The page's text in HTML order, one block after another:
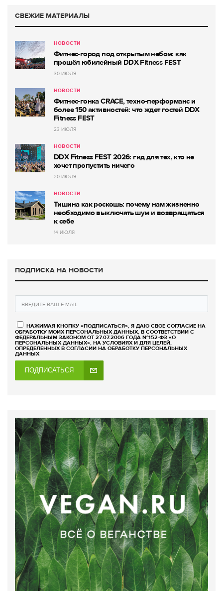
СВЕЖИЕ МАТЕРИАЛЫ
НОВОСТИ
Фитнес-город под открытым небом: как
прошёл юбилейный DDX Fitness FEST
30 ИЮЛЯ
НОВОСТИ
Фитнес-гонка CRACE, техно-перформанс и
более 150 активностей: что ждет гостей DDX
Fitness FEST
23 ИЮЛЯ
НОВОСТИ
DDX Fitness FEST 2026: гид для тех, кто не
хочет пропустить ничего
20 ИЮЛЯ
НОВОСТИ
Тишина как роскошь: почему нам жизненно
необходимо выключать шум и возвращаться
к себе
14 ИЮЛЯ
ПОДПИСКА НА НОВОСТИ
НАЖИМАЯ КНОПКУ «ПОДПИСАТЬСЯ», Я ДАЮ СВОЕ СОГЛАСИЕ НА
ОБРАБОТКУ МОИХ ПЕРСОНАЛЬНЫХ ДАННЫХ, В СООТВЕТСТВИИ С
ФЕДЕРАЛЬНЫМ ЗАКОНОМ ОТ 27.07.2006 ГОДА №152-ФЗ «О
ПЕРСОНАЛЬНЫХ ДАННЫХ», НА УСЛОВИЯХ И ДЛЯ ЦЕЛЕЙ,
ОПРЕДЕЛЕННЫХ В СОГЛАСИИ НА ОБРАБОТКУ ПЕРСОНАЛЬНЫХ
ДАННЫХ
ПОДПИСАТЬСЯ